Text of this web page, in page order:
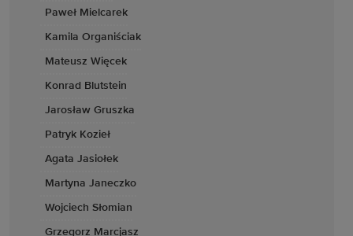
Paweł Mielcarek
Kamila Organiściak
Mateusz Więcek
Konrad Blutstein
Jarosław Gruszka
Patryk Kozieł
Agata Jasiołek
Martyna Janeczko
Wojciech Słomian
Grzegorz Marcjasz